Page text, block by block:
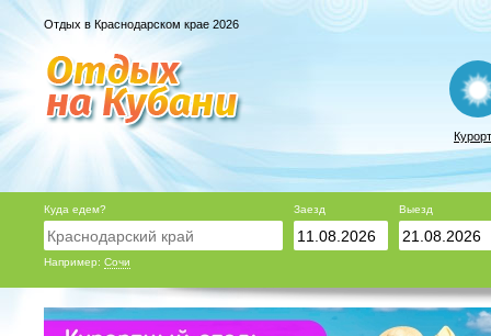
Отдых в Краснодарском крае 2026
Куда едем?
Например: Сочи
Заезд Выезд